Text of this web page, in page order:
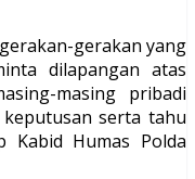
gerakan yang
dilapangan atas
masing pribadi
serta tahu
Kabid Humas Polda